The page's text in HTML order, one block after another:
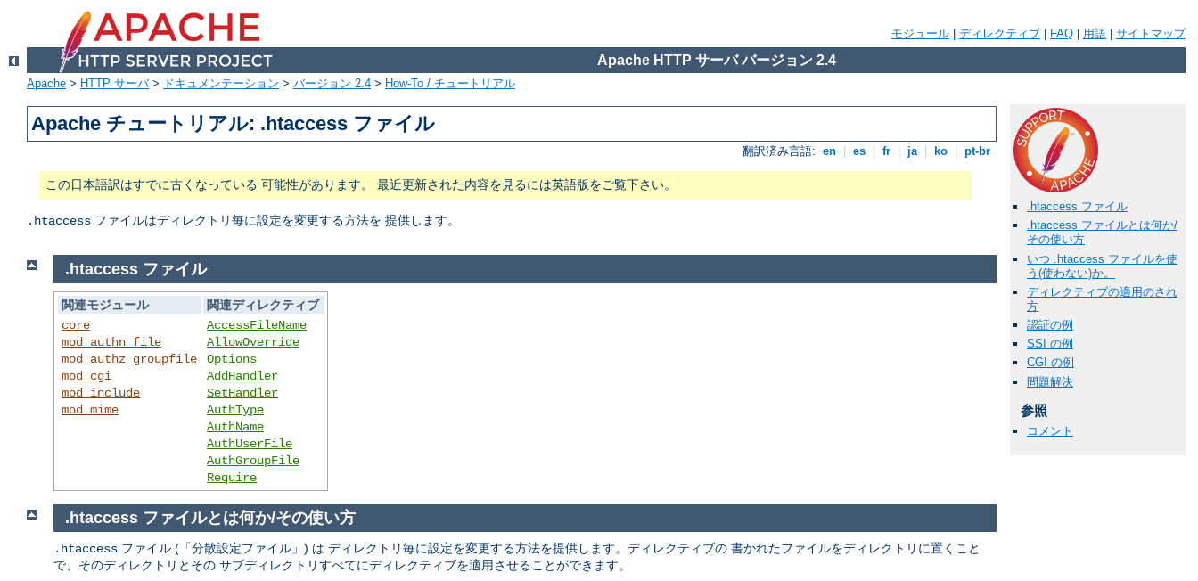
モジュール ディレクティブ FAQ 用語 サイトマップ
Apache HTTP サーバ バージョン 2.4
Apache > HTTP サーバ> ドキュメンテーション > バージョン 2.4 > How-To / チュートリアル
Apache チュートリアル: .htaccess ファイル
翻訳済み言語: en es fr ja ko pt-br
この日本語訳はすでに古くなっている 可能性があります。 最近更新された内容を見るには英語版をご覧下さい。
.htaccess ファイルはディレクトリ毎に設定を変更する方法を 提供します。
.htaccess ファイル
.htaccess ファイルとは何か/
その使い方
いつ .htaccess ファイルを使
う(使わない)か。
ディレクティブの適用のされ
方
認証の例
SSI の例
CGI の例
問題解決
参照
コメント
.htaccess ファイル
関連モジュール
関連ディレクティブ
core
mod_authn_file
mod_authz_groupfile
mod_cgi
mod_include
mod_mime
AccessFileName
AllowOverride
Options
AddHandler
SetHandler
AuthType
AuthName
AuthUserFile
AuthGroupFile
Require
.htaccess ファイルとは何か/その使い方
.htaccess ファイル (「分散設定ファイル」) は ディレクトリ毎に設定を変更する方法を提供します。ディレクティブの 書かれたファイルをディレクトリに置くこと
で、そのディレクトリとその サブディレクトリすべてにディレクティブを適用させることができます。